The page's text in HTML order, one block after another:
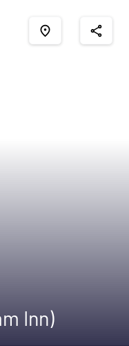
place share
Inn)